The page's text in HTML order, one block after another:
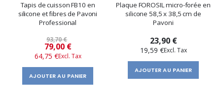
Tapis de cuisson FB10 en
silicone et fibres de Pavoni
Professional
93,70 €
Prix
​​
spécial
79,00 €
64,75 €
AJOUTER AU PANIER
Plaque FOROSIL micro-forée en
silicone 58,5 x 38,5 cm de
Pavoni
23,90 €
19,59 €
AJOUTER AU PANIER